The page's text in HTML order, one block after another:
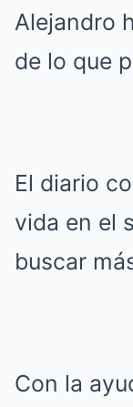
Alejandro
de lo que
El diario
vida en el
buscar
Con la